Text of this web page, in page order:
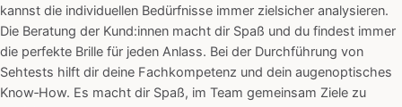
kannst die individuellen Bedürfnisse immer zielsicher analysieren.
Die Beratung der Kund:innen macht dir Spaß und du findest immer
die perfekte Brille für jeden Anlass. Bei der Durchführung von
Sehtests hilft dir deine Fachkompetenz und dein augenoptisches
Know‑How. Es macht dir Spaß, im Team gemeinsam Ziele zu